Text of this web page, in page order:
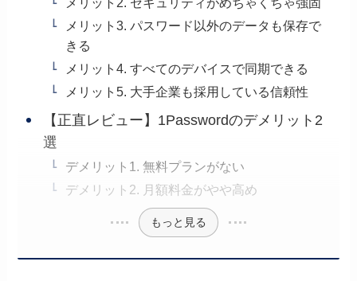
メリット3. パスワード以外のデータも保存で
きる
メリット4. すべてのデバイスで同期できる
メリット5. 大手企業も採用している信頼性
【正直レビュー】1Passwordのデメリット2
選
デメリット1. 無料プランがない
デメリット2. 月額料金がやや高め
もっと見る